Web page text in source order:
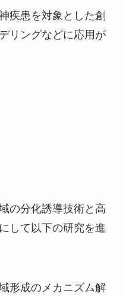
疾患を対象とした創
リングなどに応用が
の分化誘導技術と高
して以下の研究を進
形成のメカニズム解